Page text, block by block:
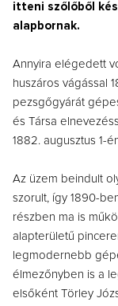
itteni szőlőből
alapbornak.
Annyira elégedett
huszáros vágással
pezsgőgyárát
és Társa
1882. augusztus 1-
Az üzem beindult
szorult, így 1890-
részben ma is
alapterületű
legmodernebb
élmezőnyben is a
elsőként Törley